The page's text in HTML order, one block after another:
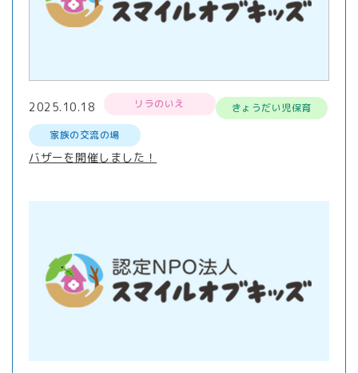
2025.10.18 リラのいえ
きょうだい児保育
家族の交流の場
バザーを開催しました！